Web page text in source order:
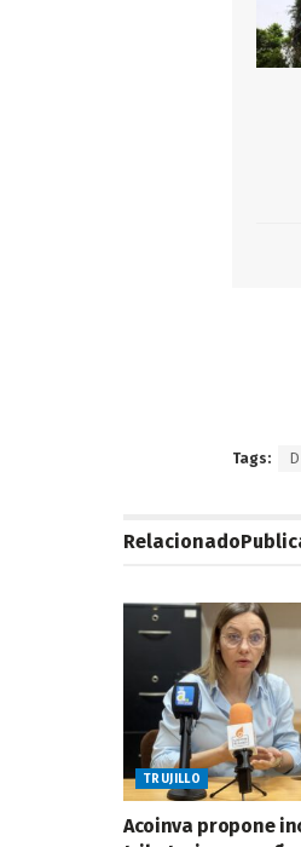
Tags:
Relacionado
TRUJILLO
Acoinva propone